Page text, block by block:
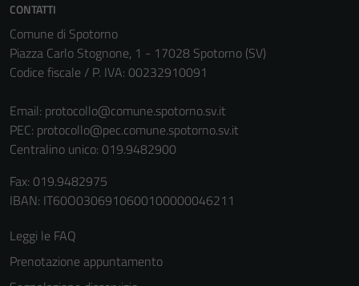
CONTATTI
Comune di Spotorno
Piazza Carlo Stognone, 1 - 17028 Spotorno (SV)
Codice fiscale / P. IVA: 00232910091
Email: protocollo@comune.spotorno.sv.it
PEC: protocollo@pec.comune.spotorno.sv.it
Centralino unico: 019.9482900
Fax: 019.9482975
IBAN: IT60O0306910600100000046211
Leggi le FAQ
Prenotazione appuntamento